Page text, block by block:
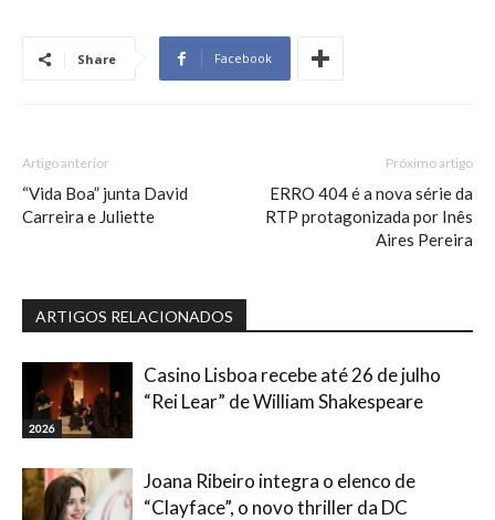
Share Facebook
Artigo anterior
“Vida Boa” junta David
Carreira e Juliette
Próximo artigo
ERRO 404 é a nova série da
RTP protagonizada por Inês
Aires Pereira
ARTIGOS RELACIONADOS
2026
Casino Lisboa recebe até 26 de julho
“Rei Lear” de William Shakespeare
Joana Ribeiro integra o elenco de
“Clayface”, o novo thriller da DC